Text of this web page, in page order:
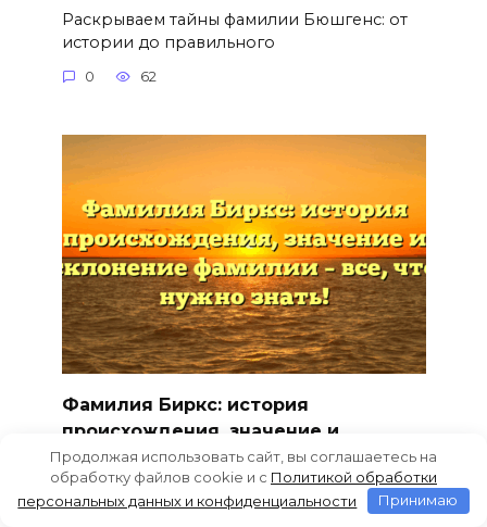
Раскрываем тайны фамилии Бюшгенс: от
истории до правильного
0 62
Фамилия Биркс: история
происхождения, значение и
склонение фамилии – все, что
нужно знать!
От корней до современности: исследуем
Продолжая использовать сайт, вы соглашаетесь на
обработку файлов cookie и c Политикой обработки
персональных данных и конфиденциальности
Принимаю